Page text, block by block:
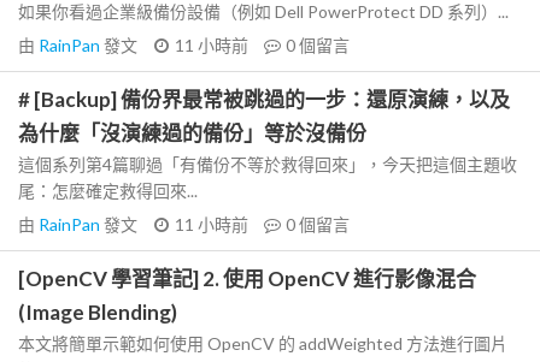
如果你看過企業級備份設備（例如 Dell PowerProtect DD 系列）...
由 RainPan 發文 11 小時前 0個留言
# [Backup] 備份界最常被跳過的一步：還原演練，以及
為什麼「沒演練過的備份」等於沒備份
這個系列第4篇聊過「有備份不等於救得回來」，今天把這個主題收
尾：怎麼確定救得回來...
由 RainPan 發文 11 小時前 0個留言
[OpenCV 學習筆記] 2. 使用 OpenCV 進行影像混合
(Image Blending)
本文將簡單示範如何使用 OpenCV 的 addWeighted 方法進行圖片